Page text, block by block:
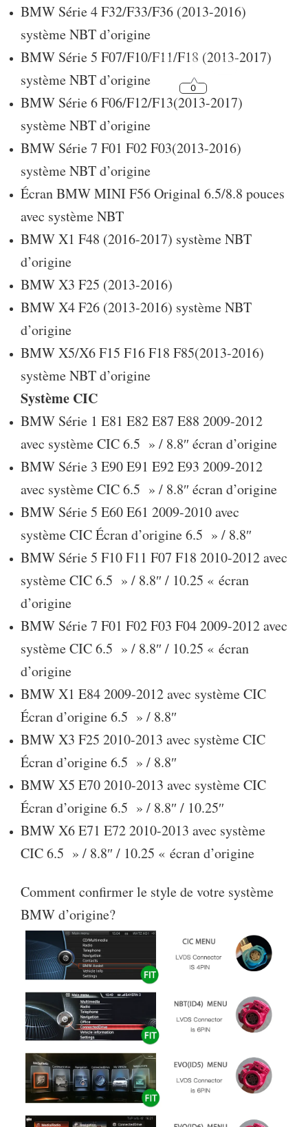
BMW Série 4 F32/F33/F36 (2013-2016)
système NBT d’origine
BMW Série 5 F07/F10/F11/F18 (2013-2017)
système NBT d’origine
BMW Série 6 F06/F12/F13(2013-2017)
système NBT d’origine
BMW Série 7 F01 F02 F03(2013-2016)
système NBT d’origine
Écran BMW MINI F56 Original 6.5/8.8 pouces
avec système NBT
BMW X1 F48 (2016-2017) système NBT
d’origine
BMW X3 F25 (2013-2016)
BMW X4 F26 (2013-2016) système NBT
d’origine
BMW X5/X6 F15 F16 F18 F85(2013-2016)
système NBT d’origine
Système CIC
BMW Série 1 E81 E82 E87 E88 2009-2012
avec système CIC 6.5 » / 8.8″ écran d’origine
BMW Série 3 E90 E91 E92 E93 2009-2012
avec système CIC 6.5 » / 8.8″ écran d’origine
BMW Série 5 E60 E61 2009-2010 avec
système CIC Écran d’origine 6.5 » / 8.8″
BMW Série 5 F10 F11 F07 F18 2010-2012 avec
système CIC 6.5 » / 8.8″ / 10.25 « écran
d’origine
BMW Série 7 F01 F02 F03 F04 2009-2012 avec
système CIC 6.5 » / 8.8″ / 10.25 « écran
d’origine
BMW X1 E84 2009-2012 avec système CIC
Écran d’origine 6.5 » / 8.8″
BMW X3 F25 2010-2013 avec système CIC
Écran d’origine 6.5 » / 8.8″
BMW X5 E70 2010-2013 avec système CIC
Écran d’origine 6.5 » / 8.8″ / 10.25″
BMW X6 E71 E72 2010-2013 avec système
CIC 6.5 » / 8.8″ / 10.25 « écran d’origine
Comment confirmer le style de votre système
BMW d’origine?